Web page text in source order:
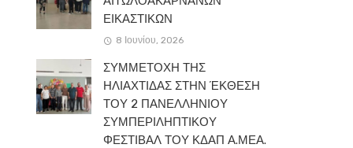
ΕΙΚΑΣΤΙΚΩΝ
8 Ιουνίου, 2026
ΣΥΜΜΕΤΟΧΗ ΤΗΣ
ΗΛΙΑΧΤΙΔΑΣ ΣΤΗΝ ΈΚΘΕΣΗ
ΤΟΥ 2 ΠΑΝΕΛΛΗΝΙΟΥ
ΣΥΜΠΕΡΙΛΗΠΤΙΚΟΥ
ΦΕΣΤΙΒΑΛ ΤΟΥ ΚΔΑΠ Α.ΜΕΑ.